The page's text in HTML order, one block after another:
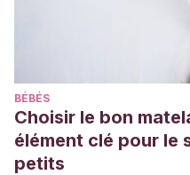
http://repositorio.ual.es/
López-Figueroa, G., &
Desarrollo y validación
Infidelidad en las Redes
54-67.
BÉBÉS
Choisir le bon
élément clé pour le
petits